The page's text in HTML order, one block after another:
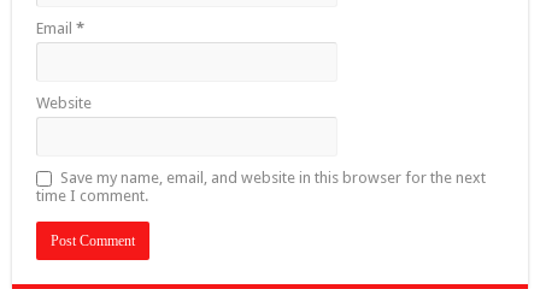
Email *
Website
Save my name, email, and website in this browser for the next
time I comment.